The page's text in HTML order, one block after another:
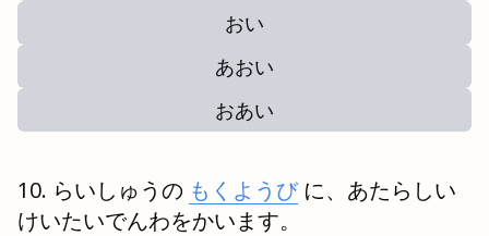
おい
あおい
おあい
らいしゅうの もくようび に、あたらしい
けいたいでんわをかいます。